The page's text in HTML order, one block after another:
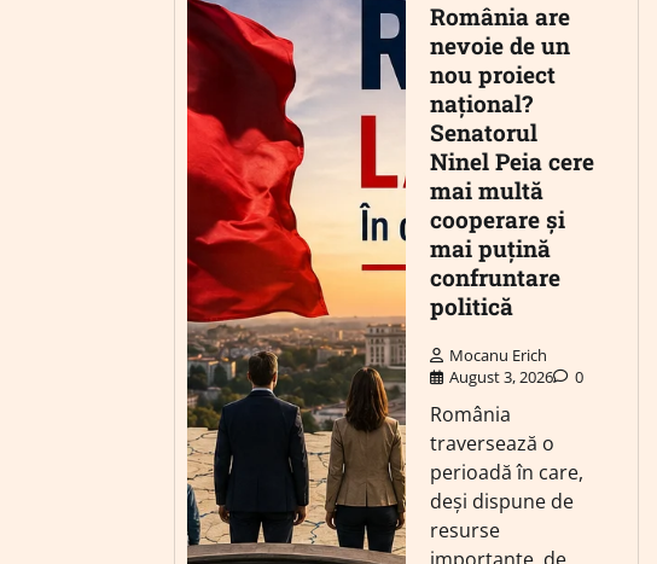
România are
nevoie de un
nou proiect
național?
Senatorul
Ninel Peia cere
mai multă
cooperare și
mai puțină
confruntare
politică
Mocanu Erich
August 3, 2026
0
România
traversează o
perioadă în care,
deși dispune de
resurse